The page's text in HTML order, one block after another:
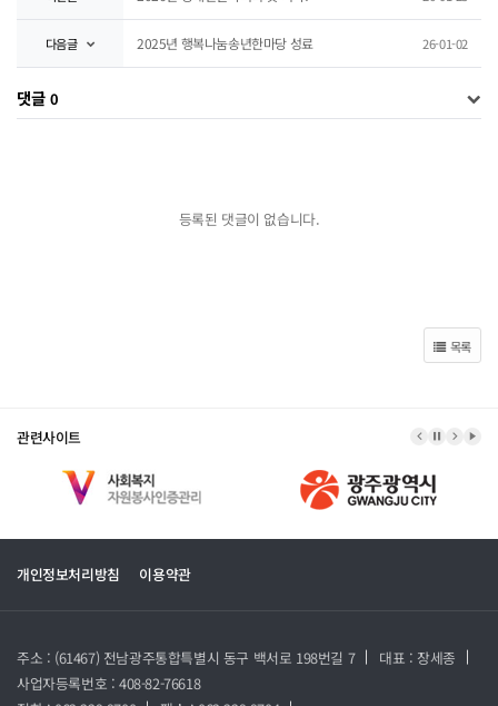
다음글 2025년 행복나눔송년한마당 성료 26-01-02
댓글 0
등록된 댓글이 없습니다.
목록
관련사이트 이전 배너
배너 정지
다음배
개인정보처리방침 이용약관
주소 : (61467) 전남광주통합특별시 동구 백서로 198번길 7
대표 : 장세종
사업자등록번호 : 408-82-76618